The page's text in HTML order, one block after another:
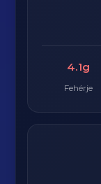
4.1g
Fehérje